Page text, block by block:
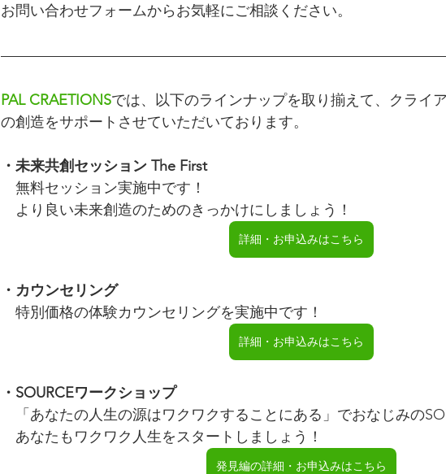
お問い合わせフォームからお気軽にご相談ください。
PAL CRAETIONSでは、以下のラインナップを取り揃えて、クライ
の創造をサポートさせていただいております。
・未来共創セッション The First
無料セッション実施中です！
よ り良い未来創造のためのきっかけにしましょう！
詳細・お申込みはこちら
・カウンセリング
特別価格の体験カウンセリングを実施中です！
詳細・お申込みはこちら
・SOURCEワークショップ
「あなたの人生の源はワクワクすることにある」でおなじみの
あなたもワクワク人生をスタートしましょう！
発見編の詳細・お申込みはこちら